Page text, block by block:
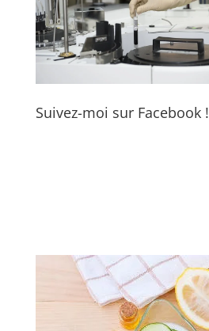
Suivez-moi sur Facebook !